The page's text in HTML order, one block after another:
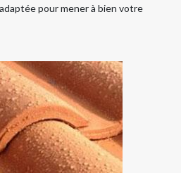
pour mener à bien votre